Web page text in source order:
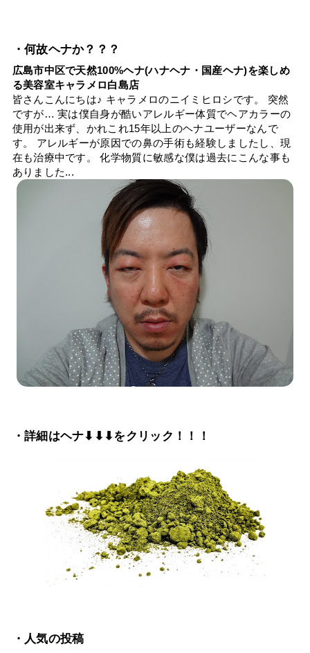
・何故ヘナか？？？
広島市中区で天然100%ヘナ(ハナヘナ・国産ヘナ)を楽しめ
る美容室キャラメロ白島店
皆さんこんにちは♪ キャラメロのニイミヒロシです。 突然
ですが… 実は僕自身が酷いアレルギー体質でヘアカラーの
使用が出来ず、かれこれ15年以上のヘナユーザーなんで
す。 アレルギーが原因での鼻の手術も経験しましたし、現
在も治療中です。 化学物質に敏感な僕は過去にこんな事も
ありました...
・詳細はヘナ⬇⬇⬇をクリック！！！
・人気の投稿